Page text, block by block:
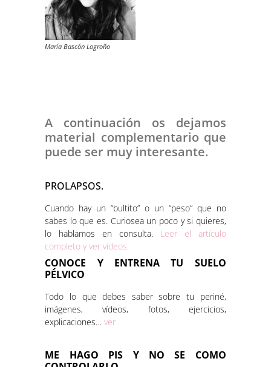
María Bascón Logroño
A continuación os dejamos
material complementario que
puede ser muy interesante.
PROLAPSOS.
Cuando hay un “bultito” o un “peso” que no
sabes lo que es. Curiosea un poco y si quieres,
lo hablamos en consulta. Leer el artículo
completo y ver vídeos.
CONOCE Y ENTRENA TU SUELO
PÉLVICO
Todo lo que debes saber sobre tu periné,
imágenes, vídeos, fotos, ejercicios,
explicaciones…ver
ME HAGO PIS Y NO SE COMO